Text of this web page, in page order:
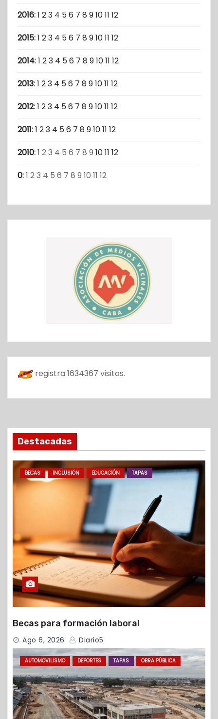
2016:1 23 4 56 7 8 91011 12
2015:1 23 4 56 7 8 91011 12
2014:1 23 4 56 7 8 91011 12
2013:1 23 4 56 7 8 91011 12
2012:1 23 4 56 7 8 91011 12
2011:1 23 4 56 7 8 91011 12
2010:1 23 4 5 6 7 8 9 1011 12
0:1 23 4 5 6 7 8 9 10 11 12
registra 1634367 visitas.
Destacadas
BECAS INCLUSIÓN EDUCACIÓN TAPAS
Becas para formación laboral
Ago 6, 2026 Diario5
AUTOMOVILISMO DEPORTES TAPAS OBRA PÚBLICA